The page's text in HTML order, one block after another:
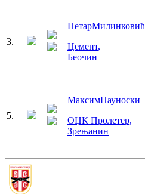
3.
ПетарМилинковић
Цемент,
Беочин
5.
МаксимПауноски
ОЏК Пролетер,
Зрењанин